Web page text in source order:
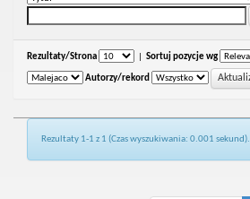
Rezultaty/Strona Sortuj pozycje wg
Autorzy/rekord
Rezultaty 1-1 z 1 (Czas wyszukiwania: 0.001 sekund).